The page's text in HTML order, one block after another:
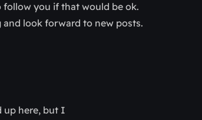
follow you if that would be ok.
look forward to new posts.
up here, but I